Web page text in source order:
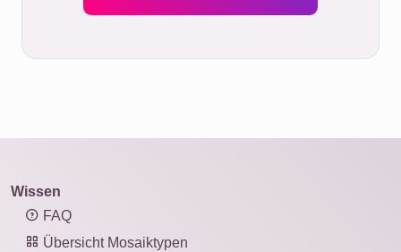
Wissen
FAQ
Übersicht Mosaiktypen